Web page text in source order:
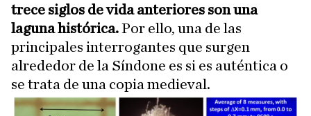
trece siglos de vida anteriores son una
laguna histórica.Por ello, una de las
principales interrogantes que surgen
alrededor de la Síndone es si es auténtica o
se trata de una copia medieval.